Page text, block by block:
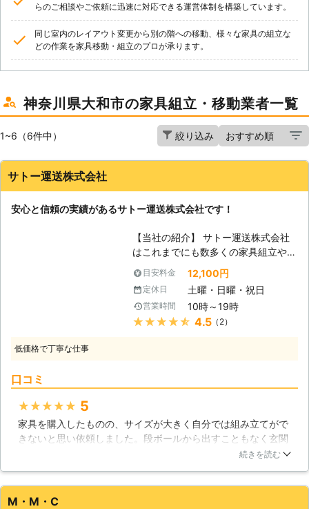
らのご相談やご依頼に迅速に対応できる運営体制を構築しています。
同じ室内のレイアウト変更から別の階への移動、様々な家具の組立な
どの作業を家具移動・組立のプロが承ります。
神奈川県大和市の家具組立・移動業者一覧
1~6（6件中） 絞り込み
サトー運送株式会社
安心と信頼の実績があるサトー運送株式会社です！
【当社の紹介】 サトー運送株式会社
はこれまでにも数多くの家具組立や移
動を行わせて頂いてきた実績のある会
社であり、現場経験の多い優秀なスタ
ッフが揃っております。親しみやすい
サービスをご用意してお客様満足度の
高い作業を提供させて頂きますので、
するのですが、組み立てなどで間違っ
たやり方をしてしまったり、無理して
行う事で一部の部品を破損させてしま
えば利点を活かす事が出来なくなって
しまいます。私たちはこの様な業務に
目安料金 12,100円
定休日 土曜・日曜・祝日
営業時間 10時～19時
★★★★★ 4.5（2）
低価格で丁寧な仕事
口コミ
★★★★★ 5
家具を購入したものの、サイズが大きく自分では組み立てがで
きないと思い依頼しました。段ボールから出すこともなく玄関
に放置してたものを、作業に来られてすぐ、設置する場所に運
たため不信感も感じませんでした。完成後も出来がとても綺麗
続きを読む
M・M・C